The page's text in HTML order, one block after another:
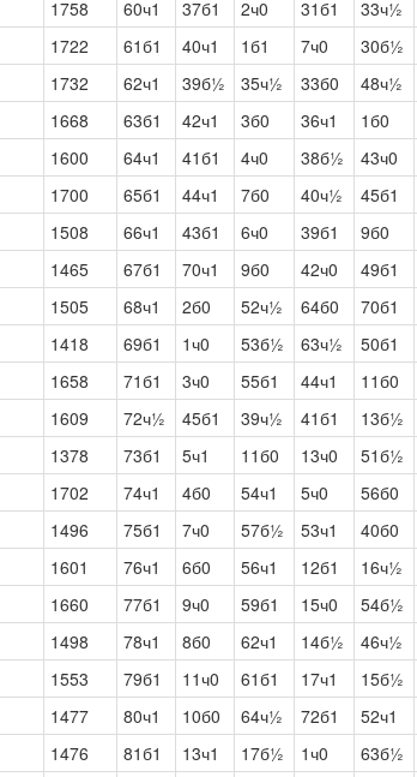
1758 60ч1 37б1 2ч0 31б1 33ч½
1722 61б1 40ч1 1б1 7ч0 30б½
1732 62ч1 39б½ 35ч½ 33б0 48ч½
1668 63б1 42ч1 3б0 36ч1 1б0
1600 64ч1 41б1 4ч0 38б½ 43ч0
1700 65б1 44ч1 7б0 40ч½ 45б1
1508 66ч1 43б1 6ч0 39б1 9б0
1465 67б1 70ч1 9б0 42ч0 49б1
1505 68ч1 2б0 52ч½ 64б0 70б1
1418 69б1 1ч0 53б½ 63ч½ 50б1
1658 71б1 3ч0 55б1 44ч1 11б0
1609 72ч½ 45б1 39ч½ 41б1 13б½
1378 73б1 5ч1 11б0 13ч0 51б½
1702 74ч1 4б0 54ч1 5ч0 56б0
1496 75б1 7ч0 57б½ 53ч1 40б0
1601 76ч1 6б0 56ч1 12б1 16ч½
1660 77б1 9ч0 59б1 15ч0 54б½
1498 78ч1 8б0 62ч1 14б½ 46ч½
1553 79б1 11ч0 61б1 17ч1 15б½
1477 80ч1 10б0 64ч½ 72б1 52ч1
1476 81б1 13ч1 17б½ 1ч0 63б½